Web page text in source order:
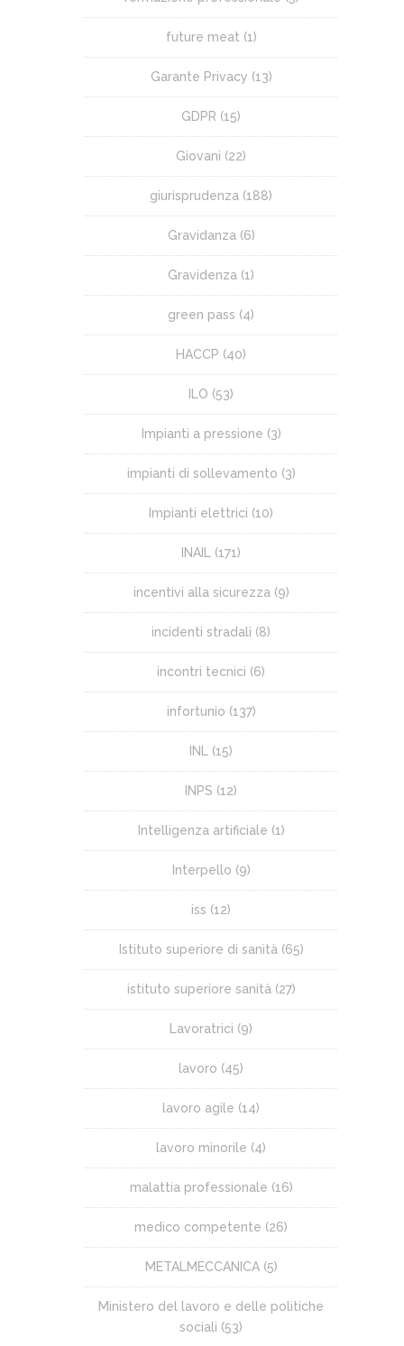
future meat (1)
Garante Privacy (13)
GDPR (15)
Giovani (22)
giurisprudenza (188)
Gravidanza (6)
Gravidenza (1)
green pass (4)
HACCP (40)
ILO (53)
Impianti a pressione (3)
impianti di sollevamento (3)
Impianti elettrici (10)
INAIL (171)
incentivi alla sicurezza (9)
incidenti stradali (8)
incontri tecnici (6)
infortunio (137)
INL (15)
INPS (12)
Intelligenza artificiale (1)
Interpello (9)
iss (12)
Istituto superiore di sanità (65)
istituto superiore sanità (27)
Lavoratrici (9)
lavoro (45)
lavoro agile (14)
lavoro minorile (4)
malattia professionale (16)
medico competente (26)
METALMECCANICA(5)
Ministero del lavoro e delle politiche
sociali (53)